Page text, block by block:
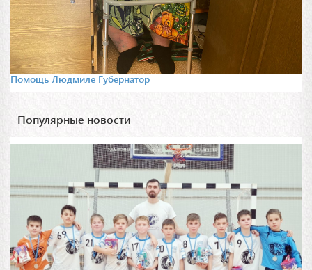
Помощь Людмиле Губернатор
Популярные новости